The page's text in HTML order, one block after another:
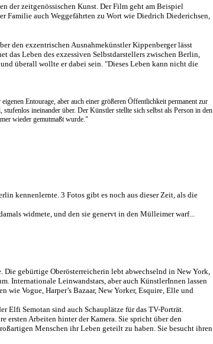
der zeitgenössischen Kunst. Der Film geht am Beispiel
Familie auch Weggefährten zu Wort wie Diedrich Diederichsen,
den exzentrischen AusnahmekünstlerKippenbergerlässt
das Leben des exzessiven Selbstdarstellers zwischen Berlin,
überall wollte er dabei sein. "Dieses Leben kann nicht die
Entourage, aber auch einer größeren Öffentlichkeit permanent zur
ineinander über. Der Künstler stellte sich selbst als Person in den
wieder gemutmaßt wurde."
kennenlernte. 3 Fotos gibt es noch aus dieser Zeit, als die
widmete, und den sie genervt in den Mülleimer warf...
gebürtige Oberösterreicherin lebt abwechselnd in New York,
Internationale Leinwandstars, aber auch KünstlerInnen lassen
wie Vogue, Harper’s Bazaar, New Yorker, Esquire, Elle und
Elfi Semotan sind auch Schauplätze für das TV-Porträt.
Arbeiten hinter der Kamera. Sie spricht über den
Menschen ihr Leben geteilt zu haben. Sie besucht ihren